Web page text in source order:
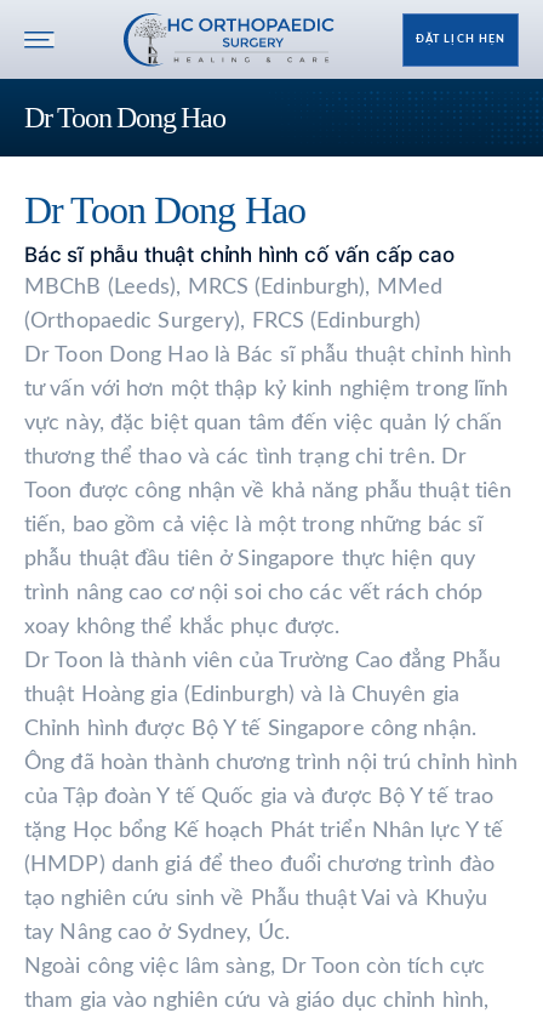
ĐẶT LỊCH HẸN
Dr Toon Dong Hao
Dr Toon Dong Hao
Bác sĩ phẫu thuật chỉnh hình cố vấn cấp cao
MBChB (Leeds), MRCS (Edinburgh), MMed
(Orthopaedic Surgery), FRCS (Edinburgh)
Dr Toon Dong Hao là Bác sĩ phẫu thuật chỉnh hình
tư vấn với hơn một thập kỷ kinh nghiệm trong lĩnh
vực này, đặc biệt quan tâm đến việc quản lý chấn
thương thể thao và các tình trạng chi trên. Dr
Toon được công nhận về khả năng phẫu thuật tiên
tiến, bao gồm cả việc là một trong những bác sĩ
phẫu thuật đầu tiên ở Singapore thực hiện quy
trình nâng cao cơ nội soi cho các vết rách chóp
xoay không thể khắc phục được.
Dr Toon là thành viên của Trường Cao đẳng Phẫu
thuật Hoàng gia (Edinburgh) và là Chuyên gia
Chỉnh hình được Bộ Y tế Singapore công nhận.
Ông đã hoàn thành chương trình nội trú chỉnh hình
của Tập đoàn Y tế Quốc gia và được Bộ Y tế trao
tặng Học bổng Kế hoạch Phát triển Nhân lực Y tế
(HMDP) danh giá để theo đuổi chương trình đào
tạo nghiên cứu sinh về Phẫu thuật Vai và Khuỷu
tay Nâng cao ở Sydney, Úc.
Ngoài công việc lâm sàng, Dr Toon còn tích cực
tham gia vào nghiên cứu và giáo dục chỉnh hình,